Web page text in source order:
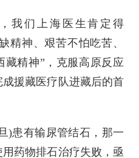
我们上海医生肯定得
精神、艰苦不怕吃苦、
藏精神”，克服高原反应
援藏医疗队进藏后的首
)患有输尿管结石，那一
药物排石治疗失败，亟